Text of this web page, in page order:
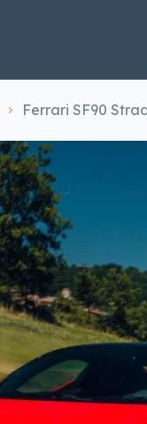
Ferrari SF90